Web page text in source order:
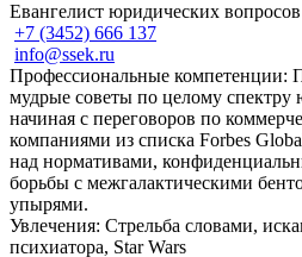
Евангелист юридических вопросов
+7 (3452) 666 137
info@ssek.ru
Профессиональные компетенции:
мудрые советы по целому спектру
начиная с переговоров по
компаниями из списка Forbes
над нормативами,
борьбы с межгалактическими
упырями.
Увлечения: Стрельба словами,
психиатора, Star Wars